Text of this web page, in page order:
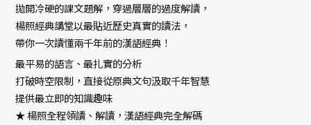
拋開冷硬的課文題解，穿過層層的過度解讀，
楊照經典講堂以最貼近歷史真實的讀法，
帶你一次讀懂兩千年前的漢語經典！
最平易的語言、最扎實的分析
打破時空限制，直接從原典文句汲取千年智慧
提供最立即的知識趣味
★ 楊照全程領讀、解讀，漢語經典完全解碼